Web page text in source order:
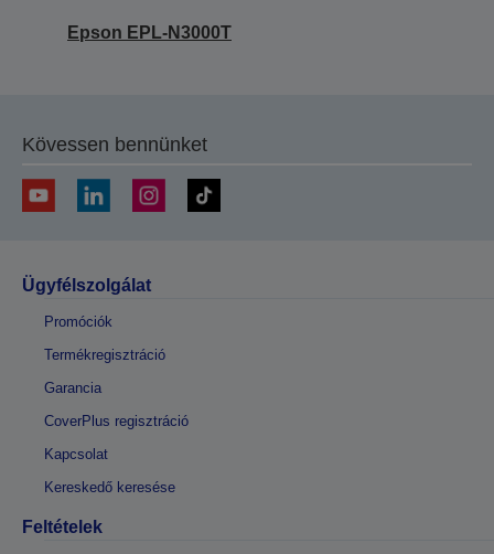
Epson EPL-N3000T
Kövessen bennünket
Ügyfélszolgálat
Promóciók
Termékregisztráció
Garancia
CoverPlus regisztráció
Kapcsolat
Kereskedő keresése
Feltételek